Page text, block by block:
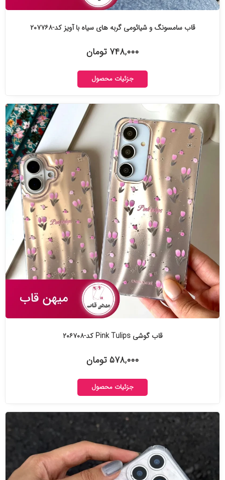
قاب سامسونگ و شیائومی گربه های سیاه با آویز کد-۲۰۷۷۶۸
۷۴۸,۰۰۰ تومان
جزئیات محصول
قاب گوشی Pink Tulips کد-۲۰۶۷۰۸
۵۷۸,۰۰۰ تومان
جزئیات محصول